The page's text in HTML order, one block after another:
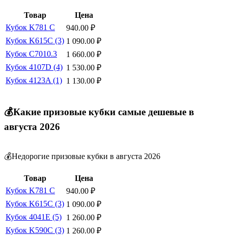
Товар
Цена
Кубок K781 C
940.00 ₽
Кубок K615C (3) 1 090.00 ₽
Кубок C7010.3
1 660.00 ₽
Кубок 4107D (4) 1 530.00 ₽
Кубок 4123A (1) 1 130.00 ₽
💰Какие призовые кубки самые дешевые в
августа 2026
💰Недорогие призовые кубки в августа 2026
Товар
Цена
Кубок K781 C
940.00 ₽
Кубок K615C (3) 1 090.00 ₽
Кубок 4041E (5) 1 260.00 ₽
Кубок K590C (3) 1 260.00 ₽